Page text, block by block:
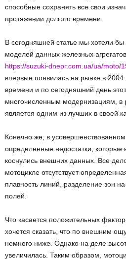
способные сохранять все свои
протяжении долгого времени.
В сегодняшней статье мы хотели бы
моделей данных железных
https://suzuki-dnepr.com.ua/ua/moto/
впервые появилась на рынке в 2004
времени и по сегодняшний день
многочисленным модернизациям, в
является одним из лучших в своей
Конечно же, в
определенные недостатки, которые
коснулись внешних данных. Все
мотоцикле отсутствует
плавность линий, разделение зон
полей.
Что касается положительных
хочется сказать, что по внешним
немного ниже. Однако на деле
увеличилась. Таким образом,